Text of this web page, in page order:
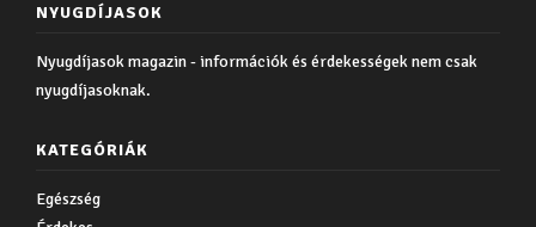
NYUGDÍJASOK
Nyugdíjasok magazin - információk és érdekességek nem csak
nyugdíjasoknak.
KATEGÓRIÁK
Egészség